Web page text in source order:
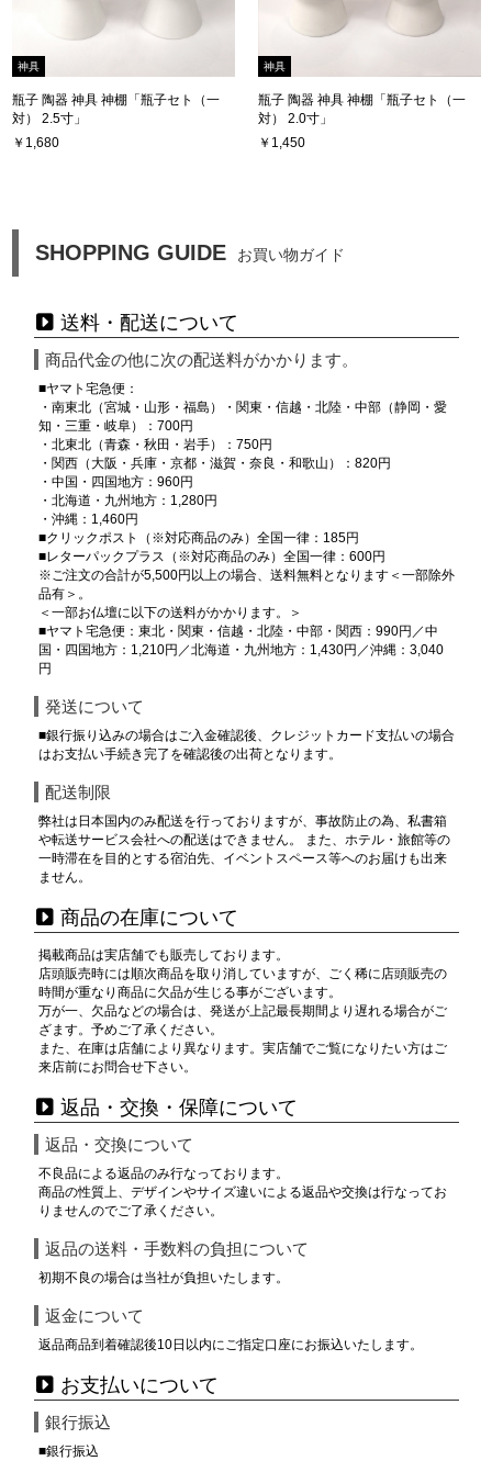
神具
瓶子 陶器 神具 神棚「瓶子セト（一
対） 2.5寸」
￥1,680
神具
瓶子 陶器 神具 神棚「瓶子セト（一
対） 2.0寸」
￥1,450
SHOPPING GUIDE お買い物ガイド
送料・配送について
商品代金の他に次の配送料がかかります。
■ヤマト宅急便：
・南東北（宮城・山形・福島）・関東・信越・北陸・中部（静岡・愛
知・三重・岐阜）：700円
・北東北（青森・秋田・岩手）：750円
・関西（大阪・兵庫・京都・滋賀・奈良・和歌山）：820円
・中国・四国地方：960円
・北海道・九州地方：1,280円
・沖縄：1,460円
■クリックポスト（※対応商品のみ）全国一律：185円
■レターパックプラス（※対応商品のみ）全国一律：600円
※ご注文の合計が5,500円以上の場合、送料無料となります＜一部除外
品有＞。
＜一部お仏壇に以下の送料がかかります。＞
■ヤマト宅急便：東北・関東・信越・北陸・中部・関西：990円／中
国・四国地方：1,210円／北海道・九州地方：1,430円／沖縄：3,040
円
発送について
■銀行振り込みの場合はご入金確認後、クレジットカード支払いの場合
はお支払い手続き完了を確認後の出荷となります。
配送制限
弊社は日本国内のみ配送を行っておりますが、事故防止の為、私書箱
や転送サービス会社への配送はできません。 また、ホテル・旅館等の
一時滞在を目的とする宿泊先、イベントスペース等へのお届けも出来
ません。
商品の在庫について
掲載商品は実店舗でも販売しております。
店頭販売時には順次商品を取り消していますが、ごく稀に店頭販売の
時間が重なり商品に欠品が生じる事がございます。
万が一、欠品などの場合は、発送が上記最長期間より遅れる場合がご
ざます。予めご了承ください。
また、在庫は店舗により異なります。実店舗でご覧になりたい方はご
来店前にお問合せ下さい。
返品・交換・保障について
返品・交換について
不良品による返品のみ行なっております。
商品の性質上、デザインやサイズ違いによる返品や交換は行なってお
りませんのでご了承ください。
返品の送料・手数料の負担について
初期不良の場合は当社が負担いたします。
返金について
返品商品到着確認後10日以内にご指定口座にお振込いたします。
お支払いについて
銀行振込
■銀行振込